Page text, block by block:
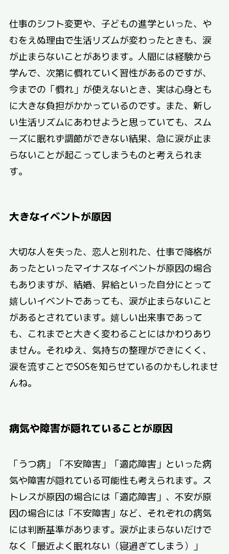
仕事のシフト変更や、子どもの進学といった、や
むをえぬ理由で生活リズムが変わったときも、涙
が止まらないことがあります。人間には経験から
学んで、次第に慣れていく習性があるのですが、
今までの「慣れ」が使えないとき、実は心身とも
に大きな負担がかかっているのです。また、新し
い生活リズムにあわせようと思っていても、スム
ーズに眠れず調節ができない結果、急に涙が止ま
らないことが起こってしまうものと考えられま
す。
大きなイベントが原因
大切な人を失った、恋人と別れた、仕事で降格が
あったといったマイナスなイベントが原因の場合
もありますが、結婚、昇給といった自分にとって
嬉しいイベントであっても、涙が止まらないこと
があるとされています。嬉しい出来事であって
も、これまでと大きく変わることにはかわりあり
ません。それゆえ、気持ちの整理ができにくく、
涙を流すことでSOSを知らせているのかもしれませ
んね。
病気や障害が隠れていることが原因
「うつ病」「不安障害」「適応障害」といった病
気や障害が隠れている可能性も考えられます。ス
トレスが原因の場合には「適応障害」、不安が原
因の場合には「不安障害」など、それぞれの病気
には判断基準があります。涙が止まらないだけで
なく「最近よく眠れない（寝過ぎてしまう）」